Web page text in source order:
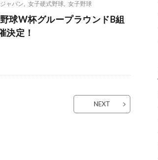
ャパン ,女子硬式野球 ,女子野球
球W杯グループラウンドB組
決定！
NEXT